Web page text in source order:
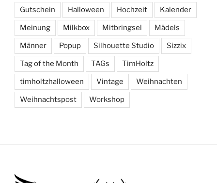
Gutschein Halloween Hochzeit Kalender
Meinung Milkbox Mitbringsel Mädels
Männer Popup Silhouette Studio Sizzix
Tag of the Month TAGs TimHoltz
timholtzhalloween Vintage Weihnachten
Weihnachtspost Workshop